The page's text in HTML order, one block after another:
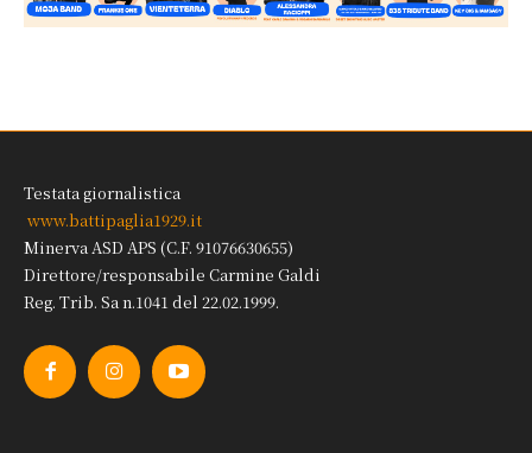
Testata giornalistica
www.battipaglia1929.it
Minerva ASD APS (C.F. 91076630655)
Direttore/responsabile Carmine Galdi
Reg. Trib. Sa n.1041 del 22.02.1999.